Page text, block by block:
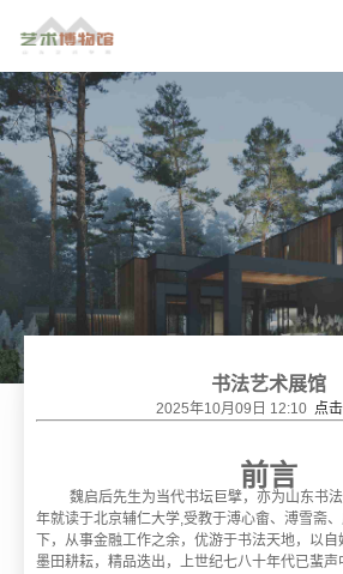
书法艺术展馆
2025年10月09日 12:10 点
前言
魏启后先生为当代书坛巨擘，亦为山东书
年就读于北京辅仁大学,受教于溥心畬、溥雪斋
下，从事金融工作之余，优游于书法天地，以
墨田耕耘，精品迭出，上世纪七八十年代已蜚